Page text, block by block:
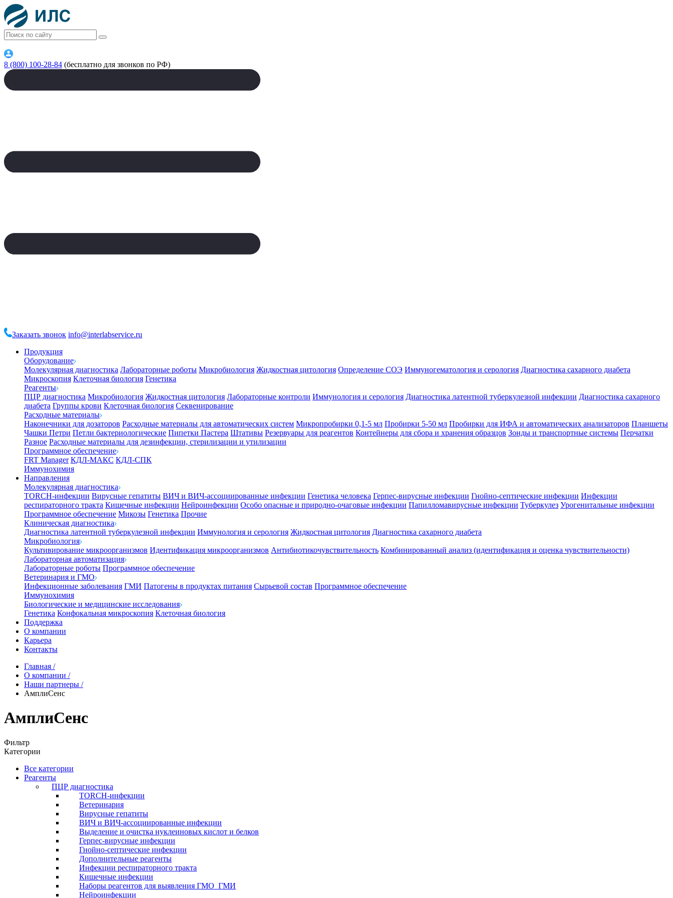
8 (800) 100-28-84 (бесплатно для звонков по РФ)
Заказать звонок info@interlabservice.ru
Продукция
Оборудование
Молекулярная диагностика Лабораторные роботы Микробиология Жидкостная цитология Определение СОЭ Иммуногематология и серология Диагностика сахарного диабета
Микроскопия Клеточная биология Генетика
Реагенты
ПЦР диагностика Микробиология Жидкостная цитология Лабораторные контроли Иммунология и серология Диагностика латентной туберкулезной инфекции Диагностика сахарного
диабета Группы крови Клеточная биология Секвенирование
Расходные материалы
Наконечники для дозаторов Расходные материалы для автоматических систем Микропробирки 0,1-5 мл Пробирки 5-50 мл Пробирки для ИФА и автоматических анализаторов Планшеты
Чашки Петри Петли бактериологические Пипетки Пастера Штативы Резервуары для реагентов Контейнеры для сбора и хранения образцов Зонды и транспортные системы Перчатки
Разное Расходные материалы для дезинфекции, стерилизации и утилизации
Программное обеспечение
FRT Manager КДЛ-МАКС КДЛ-СПК
Иммунохимия
Направления
Молекулярная диагностика
TORCH-инфекции Вирусные гепатиты ВИЧ и ВИЧ-ассоциированные инфекции Генетика человека Герпес-вирусные инфекции Гнойно-септические инфекции Инфекции
респираторного тракта Кишечные инфекции Нейроинфекции Особо опасные и природно-очаговые инфекции Папилломавирусные инфекции Туберкулез Урогенитальные инфекции
Программное обеспечение Микозы Генетика Прочие
Клиническая диагностика
Диагностика латентной туберкулезной инфекции Иммунология и серология Жидкостная цитология Диагностика сахарного диабета
Микробиология
Культивирование микроорганизмов Идентификация микроорганизмов Антибиотикочувствительность Комбинированный анализ (идентификация и оценка чувствительности)
Лабораторная автоматизация
Лабораторные роботы Программное обеспечение
Ветеринария и ГМО
Инфекционные заболевания ГМИ Патогены в продуктах питания Сырьевой состав Программное обеспечение
Иммунохимия
Биологические и медицинские исследования
Генетика Конфокальная микроскопия Клеточная биология
Поддержка
О компании
Карьера
Контакты
Главная /
О компании /
Наши партнеры /
АмплиСенс
АмплиСенс
Фильтр
Категории
Все категории
Реагенты
ПЦР диагностика
TORCH-инфекции
Ветеринария
Вирусные гепатиты
ВИЧ и ВИЧ-ассоциированные инфекции
Выделение и очистка нуклеиновых кислот и белков
Герпес-вирусные инфекции
Гнойно-септические инфекции
Дополнительные реагенты
Инфекции респираторного тракта
Кишечные инфекции
Наборы реагентов для выявления ГМО_ГМИ
Нейроинфекции